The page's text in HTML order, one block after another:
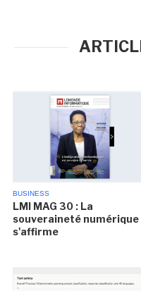
BUSINESS
LMI MAG 30 : La
souveraineté numérique
s'affirme